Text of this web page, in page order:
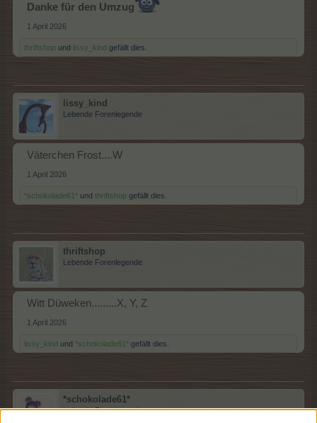
Danke für den Umzug
1 April 2026
thriftshop und lissy_kind gefällt dies.
lissy_kind
Lebende Forenlegende
Väterchen Frost....W
1 April 2026
*schokolade61* und thriftshop gefällt dies.
thriftshop
Lebende Forenlegende
Witt Düweken.........X, Y, Z
1 April 2026
lissy_kind und *schokolade61* gefällt dies.
*schokolade61*
Lebende Forenlegende